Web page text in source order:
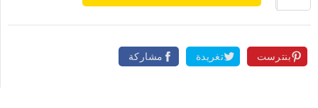
مشاركة تغريدة بنترست